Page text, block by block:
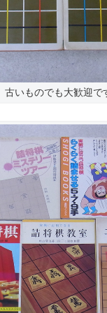
古いものでも大歓迎で